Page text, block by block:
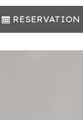
RESERVATION